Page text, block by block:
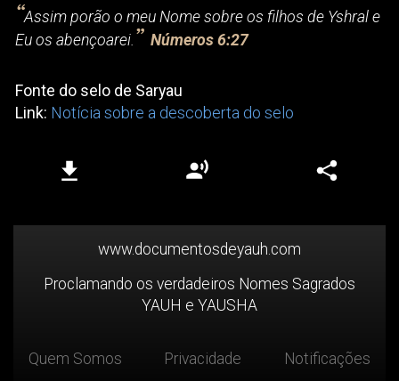
“Assim porão o meu Nome sobre os filhos de Yshral e
Eu os abençoarei. ” Números 6:27
Fonte do selo de Saryau
Link: Notícia sobre a descoberta do selo
.
www.documentosdeyauh.com
Proclamando os verdadeiros Nomes Sagrados
YAUH e YAUSHA
Quem Somos Privacidade Notificações